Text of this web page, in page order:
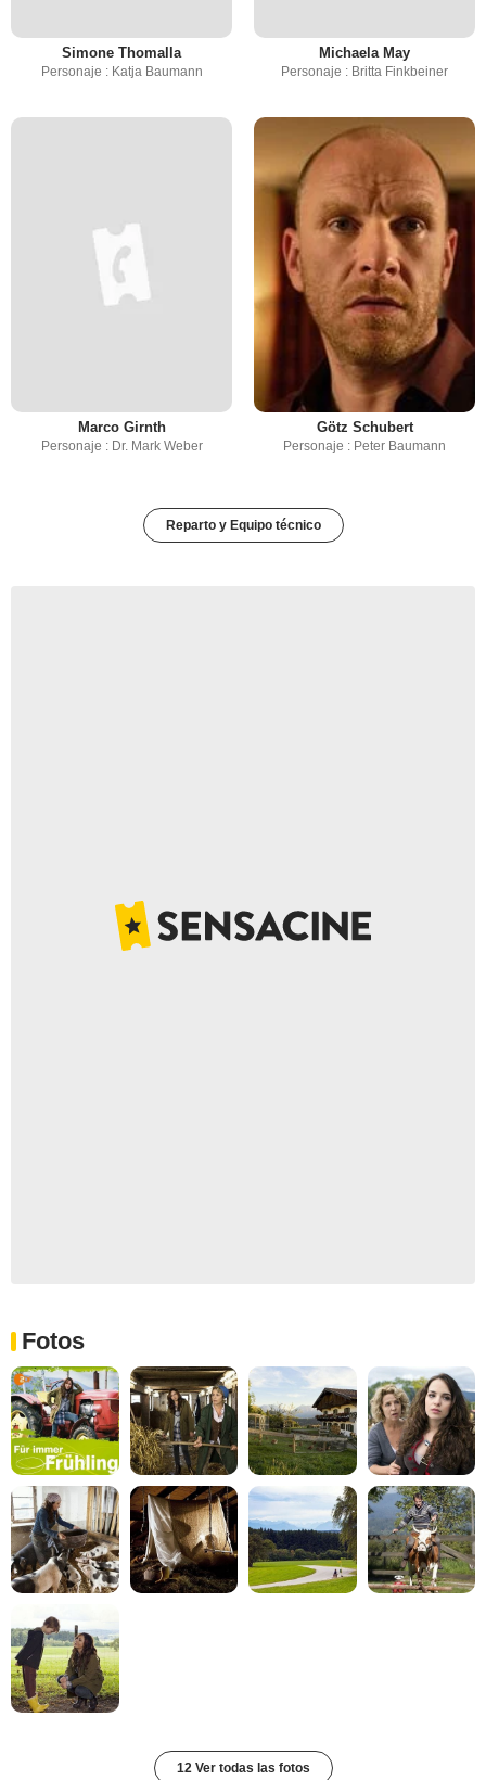
Simone Thomalla
Personaje : Katja Baumann
Michaela May
Personaje : Britta Finkbeiner
Marco Girnth
Personaje : Dr. Mark Weber
Götz Schubert
Personaje : Peter Baumann
Reparto y Equipo técnico
Fotos
12 Ver todas las fotos